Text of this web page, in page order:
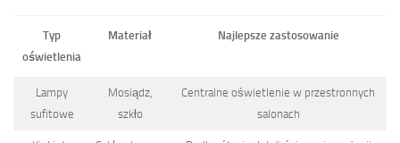
Typ
oświetlenia
Materiał Najlepsze zastosowanie
Lampy
sufitowe
Mosiądz,
szkło
Centralne oświetlenie w przestronnych
salonach